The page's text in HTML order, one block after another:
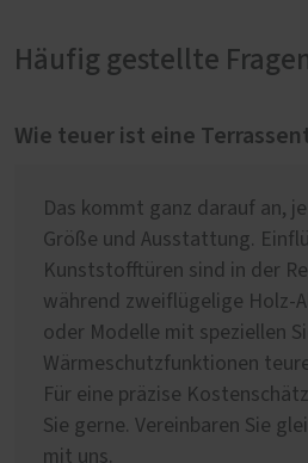
Häufig gestellte
Wie teuer ist eine
Das kommt ganz darauf an,
Größe und Ausstattung.
Kunststofftüren sind in der
während zweiflügelige Holz-
oder Modelle mit speziellen
Wärmeschutzfunktionen
Für eine präzise
Sie gerne. Vereinbaren Sie
mit uns.